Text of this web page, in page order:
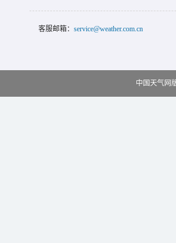
客服邮箱： service@weather.com.cn
中国天气